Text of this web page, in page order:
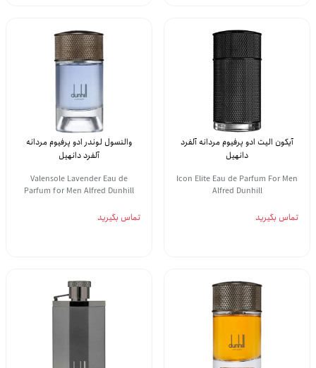
آیکون الیت ادو پرفیوم مردانه آلفرد
دانهیل
Icon Elite Eau de Parfum For Men
Alfred Dunhill
تماس بگیرید
والنسول لوندر ادو پرفیوم مردانه
آلفرد دانهیل
Valensole Lavender Eau de
Parfum for Men Alfred Dunhill
تماس بگیرید